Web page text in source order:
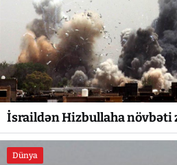
İsraildən Hizbullaha növbəti
Dünya